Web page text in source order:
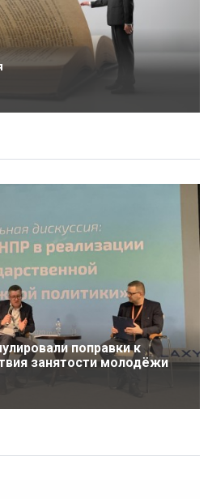
поправки к
занятости молодёжи